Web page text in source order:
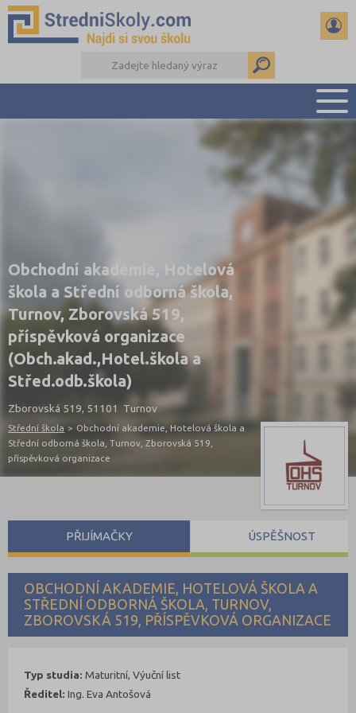
PŘEHLED ŠKOL
PŘÍPRAVA NA PŘIJÍMAČKY
DŮLEŽITÉ TERMÍNY
REFERÁTY A SEMINÁRKY
DALŠÍ DRUHY ŠKOL
Obchodní akademie, Hotelová
škola a Střední odborná škola,
Turnov, Zborovská 519,
příspěvková organizace
(Obch.akad.,Hotel.škola a
Střed.odb.škola)
Zborovská 519, 51101 Turnov
Střední škola > Obchodní akademie, Hotelová škola a
Střední odborná škola, Turnov, Zborovská 519,
příspěvková organizace
OBCHODNÍ AKADEMIE, HOTELOVÁ ŠKOLA A
STŘEDNÍ ODBORNÁ ŠKOLA, TURNOV,
ZBOROVSKÁ 519, PŘÍSPĚVKOVÁ ORGANIZACE
Typ studia: Maturitní, Výuční list
Ředitel: Ing. Eva Antošová
PŘIJÍMAČKY ÚSPĚŠNOST